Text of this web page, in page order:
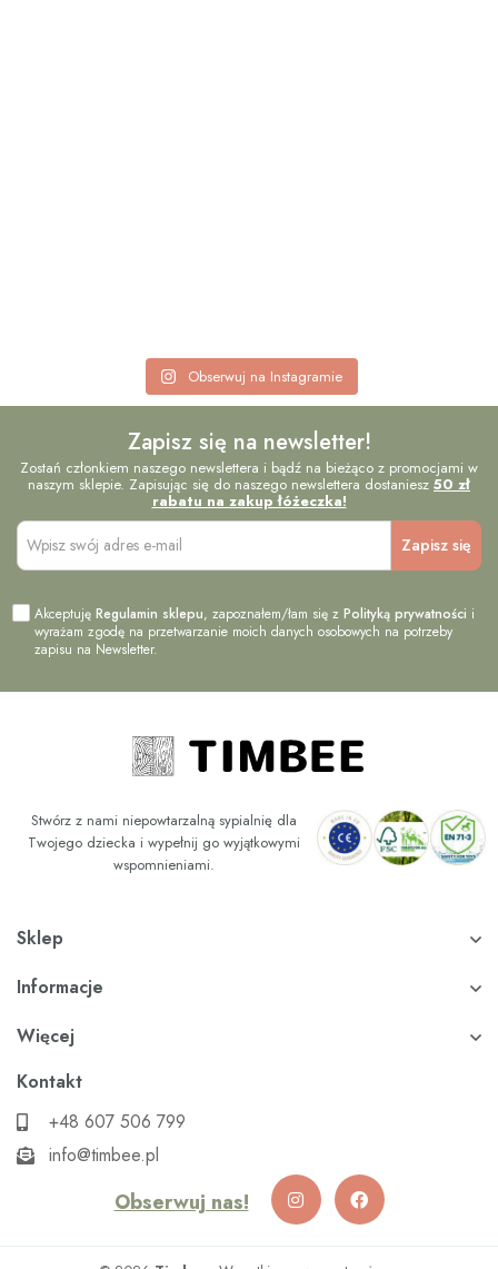
Obserwuj na Instagramie
Zapisz się na newsletter!
Zostań członkiem naszego newslettera i bądź na bieżąco z promocjami w
naszym sklepie. Zapisując się do naszego newslettera dostaniesz 50 zł
rabatu na zakup łóżeczka!
AkceptujęRegulamin sklepu, zapoznałem/łam się zPolityką prywatności i
wyrażam zgodę na przetwarzanie moich danych osobowych na potrzeby
zapisu na Newsletter.
Stwórz z nami niepowtarzalną sypialnię dla
Twojego dziecka i wypełnij go wyjątkowymi
wspomnieniami.
Sklep
Informacje
Więcej
Kontakt
+48 607 506 799
info@timbee.pl
Obserwuj nas!